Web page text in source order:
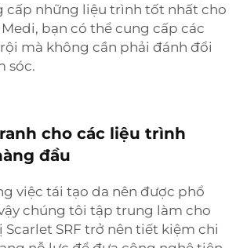
cấp những liệu trình tốt nhất cho
bạn có thể cung cấp các
mà không cần phải đánh đổi
sóc.
cho các liệu trình
đầu
việc tái tạo da nên được phổ
chúng tôi tập trung làm cho
SRF trở nên tiết kiệm chi